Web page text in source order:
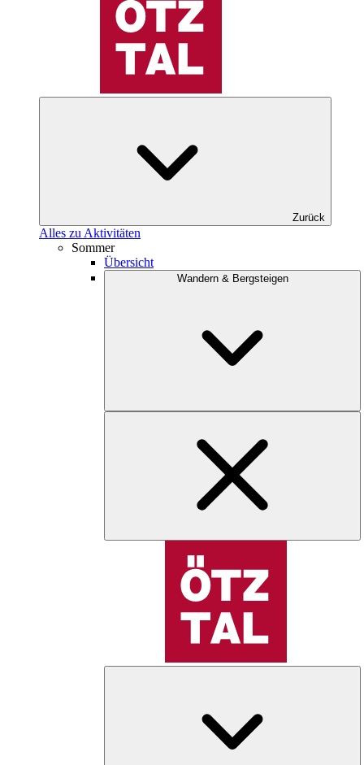
Zurück
Alles zu Aktivitäten
Sommer
Übersicht
Wandern & Bergsteigen